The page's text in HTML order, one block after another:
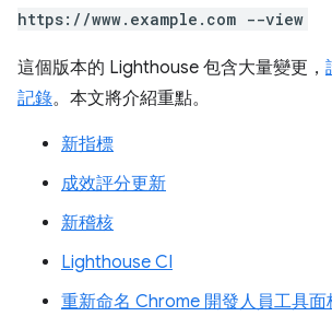
https://www.example.com --view
這個版本的 Lighthouse 包含大量變更，
記錄。本文將介紹重點。
新指標
成效評分更新
新稽核
Lighthouse CI
重新命名 Chrome 開發人員工具面